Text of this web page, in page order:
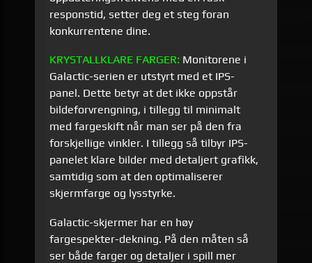
responstid, setter deg et steg foran
konkurrentene dine.
KRYSTALLKLARE FARGER: Monitorene i
Galactic-serien er utstyrt med et IPS-
panel. Dette betyr at det ikke oppstår
bildeforvrengning, i tillegg til minimalt
med fargeskift når man ser på den fra
forskjellige vinkler. I tillegg så tilbyr IPS-
panelet klare bilder med detaljert grafikk,
samtidig som at den optimaliserer
skjermfarge og lysstyrke.
Galactic-skjermer har en høy
fargespekter-dekning. På den måten så
ser både farger og detaljer i spill mer